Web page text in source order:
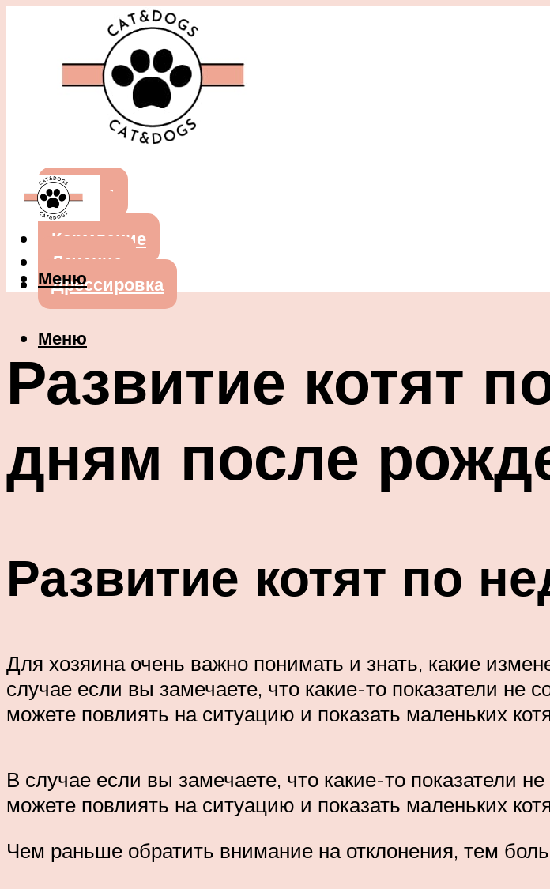
Собаки
Кошки
Кормление
Лечение
Дрессировка
Меню
Меню
Развитие котят
дням после
Развитие котят по
Для хозяина очень важно понимать и знать, какие
случае если вы замечаете, что какие-то показатели не
можете повлиять на ситуацию и показать маленьких
В случае если вы замечаете, что какие-то показатели
можете повлиять на ситуацию и показать маленьких
Чем раньше обратить внимание на отклонения, тем